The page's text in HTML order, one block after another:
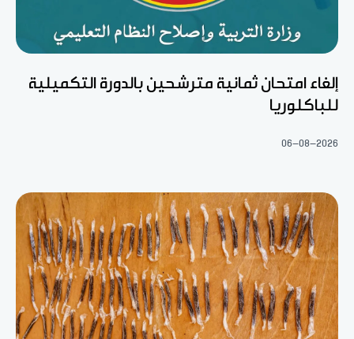
إلغاء امتحان ثمانية مترشحين بالدورة التكميلية
للباكلوريا
06-08-2026